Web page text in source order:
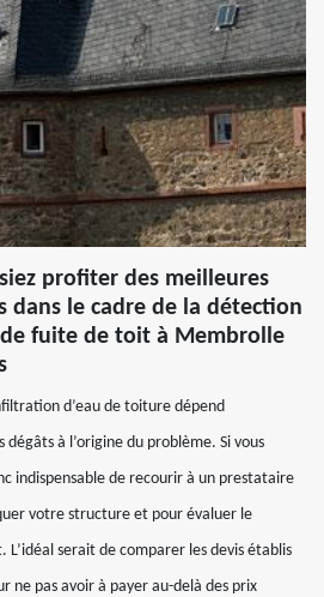
profiter des meilleures
dans le cadre de la détection
fuite de toit à Membrolle
d’eau de toiture dépend
à l’origine du problème. Si vous
indispensable de recourir à un prestataire
votre structure et pour évaluer le
serait de comparer les devis établis
ne pas avoir à payer au-delà des prix